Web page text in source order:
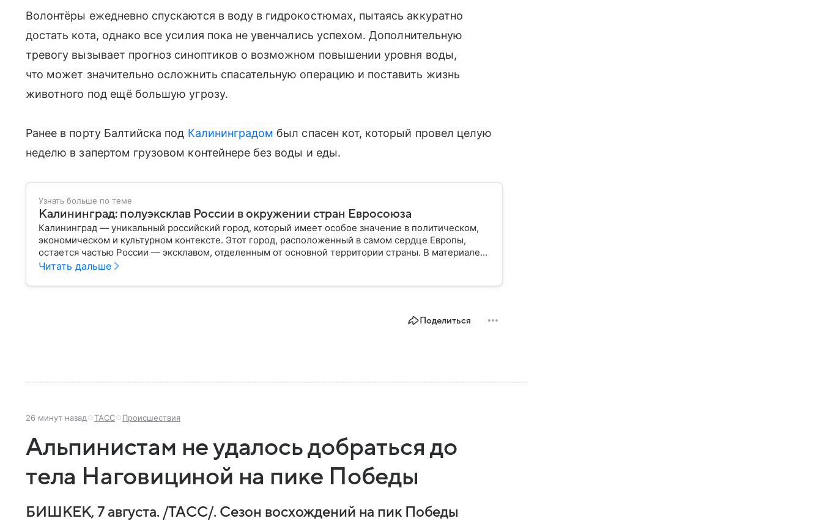
Волонтёры ежедневно спускаются в воду в гидрокостюмах, пытаясь аккуратно
достать кота, однако все усилия пока не увенчались успехом. Дополнительную
тревогу вызывает прогноз синоптиков о возможном повышении уровня воды,
что может значительно осложнить спасательную операцию и поставить жизнь
животного под ещё большую угрозу.
Ранее в порту Балтийска под Калининградом был спасен кот, который провел целую
неделю в запертом грузовом контейнере без воды и еды.
Узнать больше по теме
Калининград: полуэксклав России в окружении стран Евросоюза
Калининград — уникальный российский город, который имеет особое значение в политическом,
экономическом и культурном контексте. Этот город, расположенный в самом сердце Европы,
остается частью России — эксклавом, отделенным от основной территории страны. В материале
— главное об этом населенном пункте.
Читать дальше
Поделиться
26 минут назад ТАСС Происшествия
Альпинистам не удалось добраться до
тела Наговициной на пике Победы
БИШКЕК, 7 августа. /ТАСС/. Сезон восхождений на пик Победы